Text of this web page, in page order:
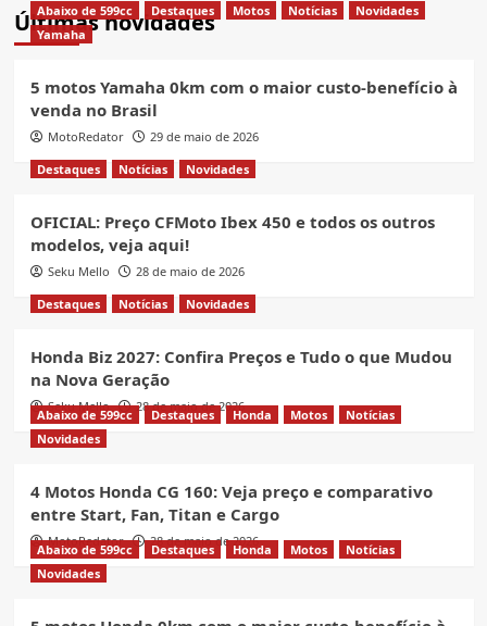
Últimas novidades
Abaixo de 599cc Destaques Motos Notícias
Novidades
Yamaha
5 motos Yamaha 0km com o maior custo-benefício à
venda no Brasil
MotoRedator
29 de maio de 2026
Destaques
Notícias Novidades
OFICIAL: Preço CFMoto Ibex 450 e todos os outros
modelos, veja aqui!
Seku Mello
28 de maio de 2026
Destaques
Notícias Novidades
Honda Biz 2027: Confira Preços e Tudo o que Mudou
na Nova Geração
Seku Mello 28 de maio de 2026
Abaixo de 599cc Destaques Honda Motos
Notícias
Novidades
4 Motos Honda CG 160: Veja preço e comparativo
entre Start, Fan, Titan e Cargo
MotoRedator 28 de maio de 2026
Abaixo de 599cc Destaques Honda Motos
Notícias
Novidades